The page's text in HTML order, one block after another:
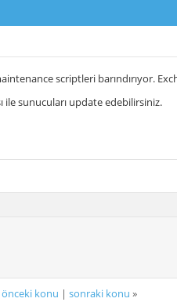
scriptleri barındırıyor.
ile sunucuları update edebilirsiniz.
önceki konu | sonraki konu »